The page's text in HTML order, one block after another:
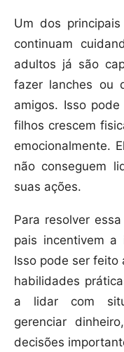
Um dos
continuam
adultos já são
fazer lanches ou
amigos. Isso
filhos crescem
emocionalmente.
não conseguem
suas ações.
Para resolver
pais incentivem a
Isso pode ser feito
habilidades
a lidar com
gerenciar
decisões